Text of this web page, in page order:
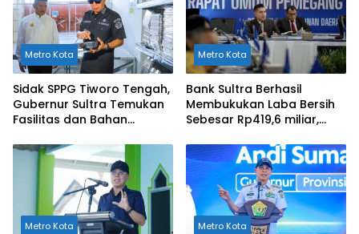
Metro Kota
Sidak SPPG Tiworo Tengah,
Gubernur Sultra Temukan
Fasilitas dan Bahan
Standar
Metro Kota
Bank Sultra Berhasil
Membukukan Laba Bersih
Sebesar Rp419,6 miliar,
Capaian Tahun 2024
Metro Kota Metro Kota